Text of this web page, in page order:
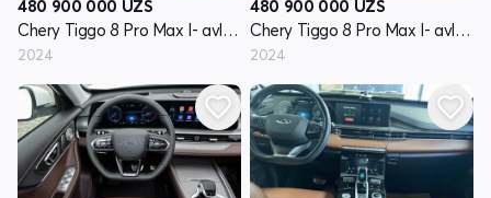
480 900 000 UZS
Chery Tiggo 8 Pro Max I- avlod restyling
2024
480 900 000 UZS
Chery Tiggo 8 Pro Max I- avlod restyling
2024